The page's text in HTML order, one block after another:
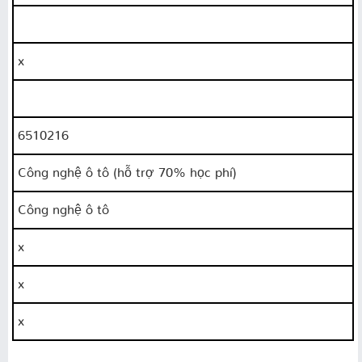
x
6510216
Công nghệ ô tô (hỗ trợ 70% học phí)
Công nghệ ô tô
x
x
x